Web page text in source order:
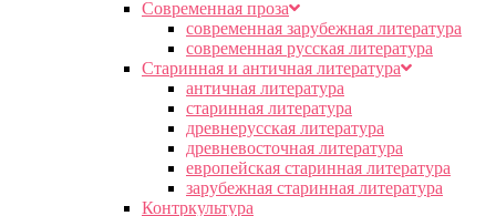
Современная проза
современная зарубежная литература
современная русская литература
Старинная и античная литература
античная литература
старинная литература
древнерусская литература
древневосточная литература
европейская старинная литература
зарубежная старинная литература
Контркультура